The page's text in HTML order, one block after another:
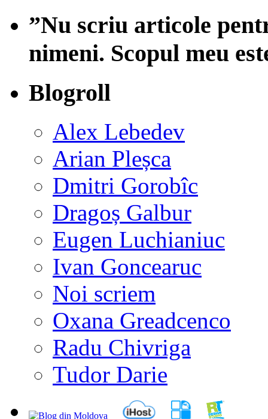
”Nu scriu articole
nimeni. Scopul meu
Blogroll
Alex Lebedev
Arian Pleșca
Dmitri Gorobîc
Dragoș Galbur
Eugen Luchianiuc
Ivan Goncearuc
Noi scriem
Oxana Greadcenco
Radu Chivriga
Tudor Darie